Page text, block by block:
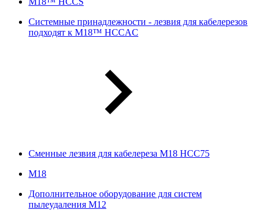
Системные принадлежности - лезвия для кабелерезов
подходят к M18™ HCCAC
Сменные лезвия для кабелереза M18 HCC75
М18
Дополнительное оборудование для систем
пылеудаления М12